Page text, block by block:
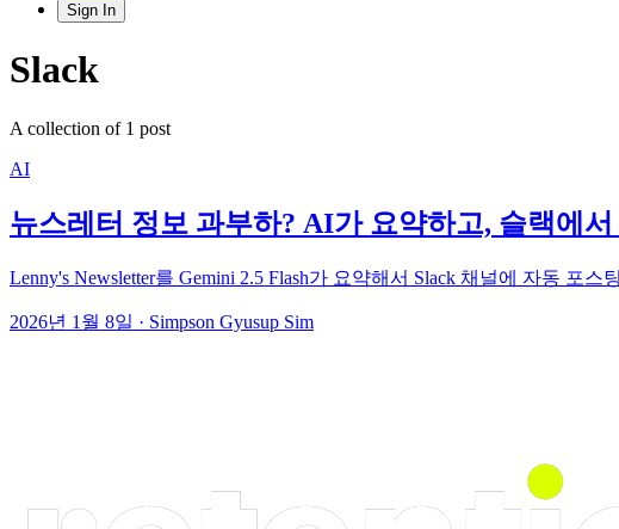
Sign In
Slack
A collection of 1 post
AI
뉴스레터 정보 과부하? AI가 요약하고, 슬랙에
Lenny's Newsletter를 Gemini 2.5 Flash가 요약해서 Slack 채널에 자동 포
2026년 1월 8일 · Simpson Gyusup Sim